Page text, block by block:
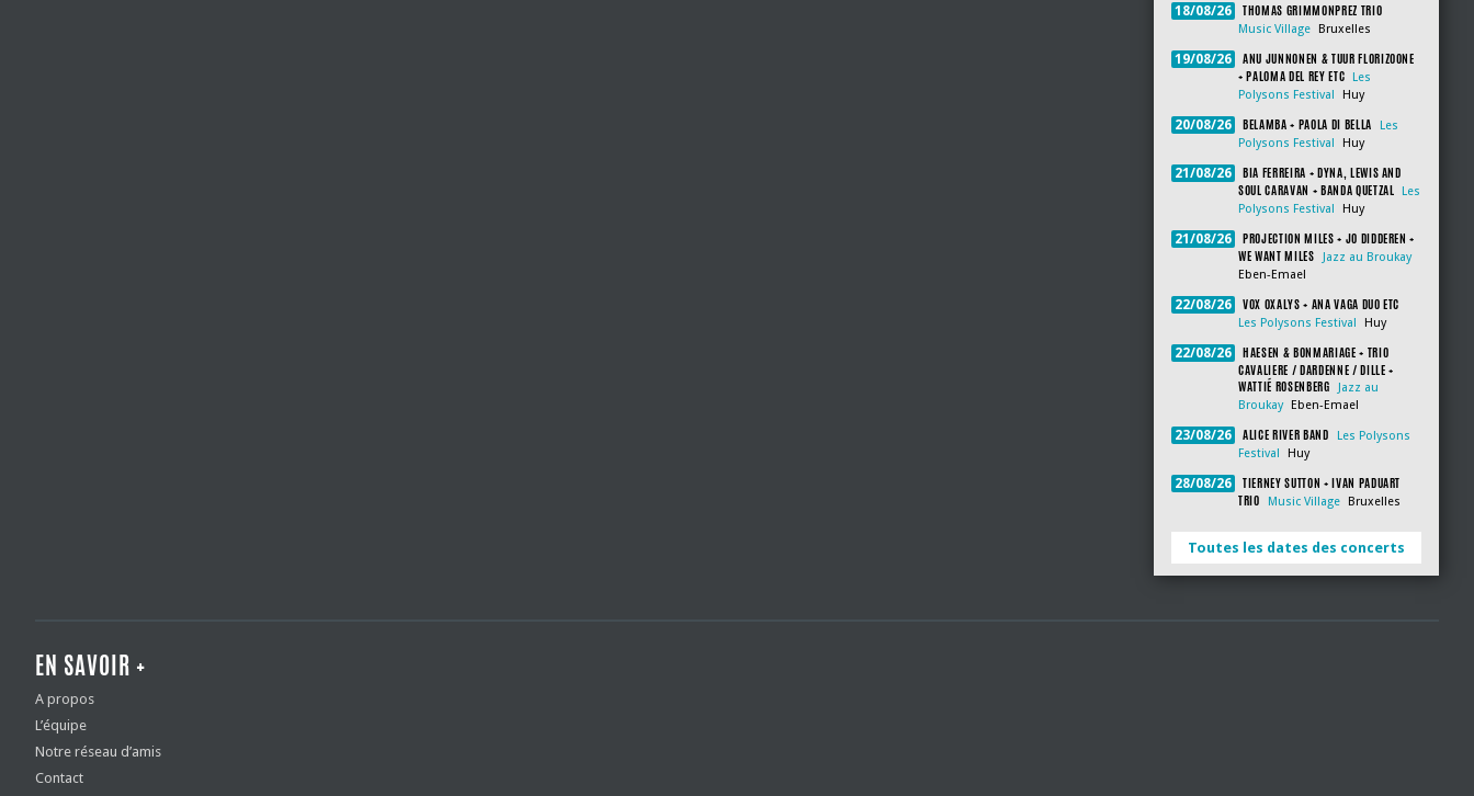
18/08/26 THOMAS GRIMMONPREZ TRIO
Music Village Bruxelles
19/08/26
ANU JUNNONEN & TUUR FLORIZOONE
+ PALOMA DEL REY ETC
Les
Polysons Festival
Huy
20/08/26 BELAMBA + PAOLA DI BELLA
Les
Polysons Festival
Huy
21/08/26
BIA FERREIRA + DYNA, LEWIS AND
SOUL CARAVAN + BANDA QUETZAL
Les
Polysons Festival
Huy
21/08/26
PROJECTION MILES + JO DIDDEREN +
WE WANT MILES
Jazz au Broukay
Eben-Emael
22/08/26 VOX OXALYS + ANA VAGA DUO ETC
Les Polysons Festival Huy
22/08/26
HAESEN & BONMARIAGE + TRIO
CAVALIERE / DARDENNE / DILLE +
WATTIÉ ROSENBERG
Jazz au
Broukay
Eben-Emael
23/08/26 ALICE RIVER BAND
Les Polysons
Festival
Huy
28/08/26
TIERNEY SUTTON + IVAN PADUART
TRIO
Music Village Bruxelles
Toutes les dates des concerts
EN SAVOIR +
A propos
L’équipe
Notre réseau d’amis
Contact